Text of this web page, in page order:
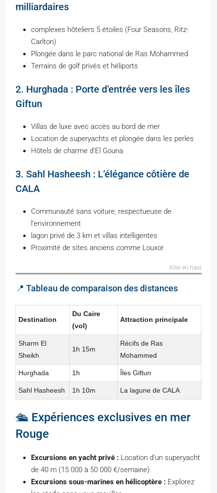
milliardaires
complexes hôteliers 5 étoiles (Four Seasons, Ritz-
Carlton)
Plongée dans le parc national de Ras Mohammed
Terrains de golf privés et héliports
2. Hurghada : Porte d’entrée vers les îles
Giftun
Villas de luxe avec accès au bord de mer
Location de superyachts et plongée dans les perles
Hôtels de charme d’El Gouna
3. Sahl Hasheesh : L’élégance côtière de
CALA
Communauté sans voiture, respectueuse de
l’environnement
lagon privé de 3 km et villas intelligentes
Proximité de sites anciens comme Louxor
Aller en haut
📍 Tableau de comparaison des distances
Destination
Du Caire
(vol)
Attraction principale
Sharm El
Sheikh
1h 15m
Récifs de Ras
Mohammed
Hurghada 1h Îles Giftun
Sahl Hasheesh 1h 10m La lagune de CALA
🛳️ Expériences exclusives en mer
Rouge
Excursions en yacht privé : Location d’un superyacht
de 40 m (15 000 à 50 000 €/semaine).
Excursions sous-marines en hélicoptère : Explorez